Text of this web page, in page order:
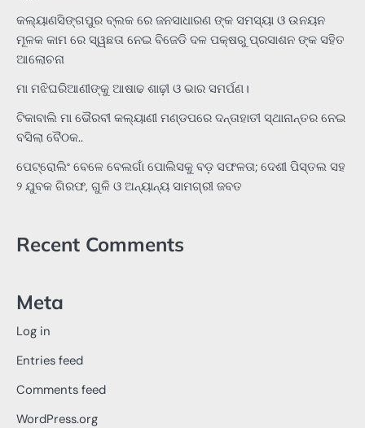
କଲ୍ୟାଣସିଙ୍ଗପୁର ବ୍ଲକ ରେ ଜନସାଧାରଣ ଙ୍କ ସମସ୍ୟା ଓ ଉନୟନ
ମୂଳକ କାମ ରେ ସ୍ୱଛତା ନେଇ ବିଜେଡି ଦଳ ପକ୍ଷରୁ ପ୍ରସାଶନ ଙ୍କ ସହିତ
ଆଲୋଚନା
ମା ମଝିଘରିଆଣୀଙ୍କୁ ଆଷାଢ ଶାଢ଼ୀ ଓ ଭାର ସମର୍ପଣ।
ଟିକାବାଲି ମା ଭୈରବୀ କଲ୍ୟାଣୀ ମଣ୍ଡପରେ ଦନ୍ତାହାତୀ ସ୍ଥାନାନ୍ତର ନେଇ
ବସିଲା ବୈଠକ..
ପେଟ୍ରୋଲିଂ ବେଳେ ବେଲଗାଁ ପୋଲିସକୁ ବଡ଼ ସଫଳତା; ଦେଶୀ ପିସ୍ତଲ ସହ
୨ ଯୁବକ ଗିରଫ, ଗୁଳି ଓ ଅନ୍ୟାନ୍ୟ ସାମଗ୍ରୀ ଜବତ
Recent Comments
Meta
Log in
Entries feed
Comments feed
WordPress.org